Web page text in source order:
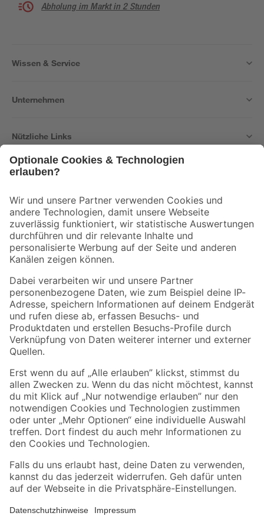
Abholung im Markt in 2 Stunden
Wissen & Service
Unternehmen
Nützliche Links
Der toom Newsletter: Keine Angebote und Aktionen mehr verpassen!
Zur Newsletter Anmeldung
Folge uns
Zahlungsarten Versandarten
Sicher einkaufen
Jetzt die toom-App herunterladen
Alle Preisangaben in EUR inkl. gesetzl. MwSt.. Die dargestellten Angebote sind unter
Umständen nicht in allen Märkten verfügbar. Die angegebenen Verfügbarkeiten beziehen
Produkte nur solange der Vorrat reicht.
*Paketversand ab 59 € versandkostenfrei, gilt nicht für Artikel mit Speditionsversand, hier